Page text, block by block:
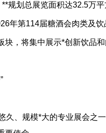
规划总展览面积达32.5万
，将集中展示*创新饮品
久、规模*大的专业展会之